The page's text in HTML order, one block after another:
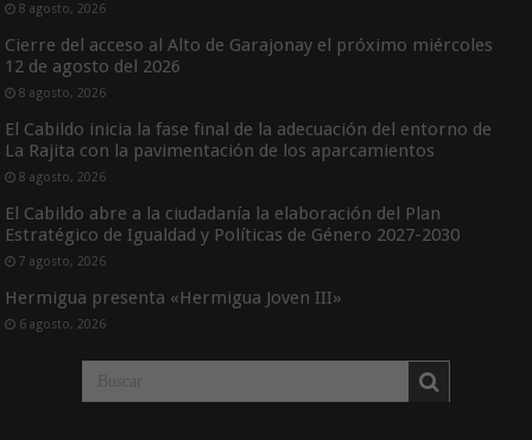
8 agosto, 2026
Cierre del acceso al Alto de Garajonay el próximo miércoles
12 de agosto del 2026
8 agosto, 2026
El Cabildo inicia la fase final de la adecuación del entorno de
La Rajita con la pavimentación de los aparcamientos
8 agosto, 2026
El Cabildo abre a la ciudadanía la elaboración del Plan
Estratégico de Igualdad y Políticas de Género 2027-2030
7 agosto, 2026
Hermigua presenta «Hermigua Joven III»
6 agosto, 2026